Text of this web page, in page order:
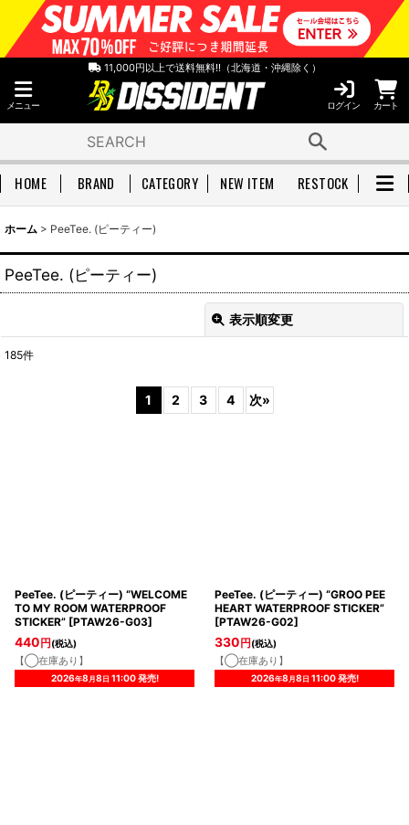
11,000円以上で送料無料!!（北海道・沖縄除く）
メニュー ログイン カート
HOME BRAND CATEGORY NEW ITEM RESTOCK
ホーム > PeeTee. (ピーティー)
PeeTee. (ピーティー)
表示順変更
185件
1 2 3 4 次»
PeeTee. (ピーティー) “WELCOME
TO MY ROOM WATERPROOF
STICKER” [PTAW26-G03]
440円(税込)
【◯在庫あり】
2026年8 月8 日 11:00発売!
PeeTee. (ピーティー) “GROO PEE
HEART WATERPROOF STICKER”
[PTAW26-G02]
330円(税込)
【◯在庫あり】
2026年8 月8 日 11:00発売!